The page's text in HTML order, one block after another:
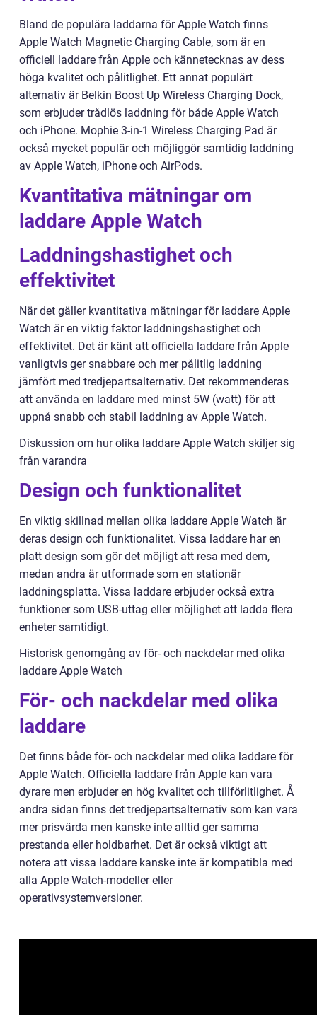
Bland de populära laddarna för Apple Watch finns
Apple Watch Magnetic Charging Cable, som är en
officiell laddare från Apple och kännetecknas av dess
höga kvalitet och pålitlighet. Ett annat populärt
alternativ är Belkin Boost Up Wireless Charging Dock,
som erbjuder trådlös laddning för både Apple Watch
och iPhone. Mophie 3-in-1 Wireless Charging Pad är
också mycket populär och möjliggör samtidig laddning
av Apple Watch, iPhone och AirPods.
Kvantitativa mätningar om
laddare Apple Watch
Laddningshastighet och
effektivitet
När det gäller kvantitativa mätningar för laddare Apple
Watch är en viktig faktor laddningshastighet och
effektivitet. Det är känt att officiella laddare från Apple
vanligtvis ger snabbare och mer pålitlig laddning
jämfört med tredjepartsalternativ. Det rekommenderas
att använda en laddare med minst 5W (watt) för att
uppnå snabb och stabil laddning av Apple Watch.
Diskussion om hur olika laddare Apple Watch skiljer sig
från varandra
Design och funktionalitet
En viktig skillnad mellan olika laddare Apple Watch är
deras design och funktionalitet. Vissa laddare har en
platt design som gör det möjligt att resa med dem,
medan andra är utformade som en stationär
laddningsplatta. Vissa laddare erbjuder också extra
funktioner som USB-uttag eller möjlighet att ladda flera
enheter samtidigt.
Historisk genomgång av för- och nackdelar med olika
laddare Apple Watch
För- och nackdelar med olika
laddare
Det finns både för- och nackdelar med olika laddare för
Apple Watch. Officiella laddare från Apple kan vara
dyrare men erbjuder en hög kvalitet och tillförlitlighet. Å
andra sidan finns det tredjepartsalternativ som kan vara
mer prisvärda men kanske inte alltid ger samma
prestanda eller holdbarhet. Det är också viktigt att
notera att vissa laddare kanske inte är kompatibla med
alla Apple Watch-modeller eller
operativsystemversioner.